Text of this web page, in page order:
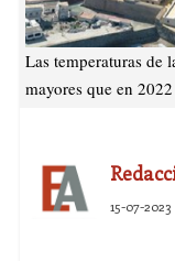
Las temperaturas de
mayores que en 2022
15-07-2023